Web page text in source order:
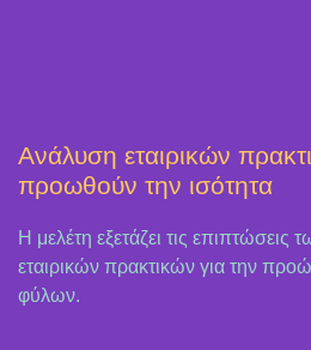
Ανάλυση εταιρικών
προωθούν την ισότητα
Η μελέτη εξετάζει τις επιπτώσεις
εταιρικών πρακτικών για την
φύλων.